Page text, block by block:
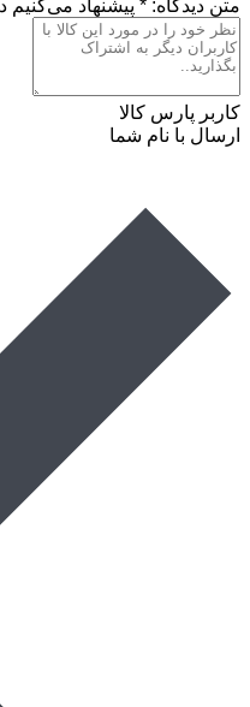
متن دیدگاه: * پیشنهاد می‌کنیم
کاربر پارس کالا
ارسال با نام شما